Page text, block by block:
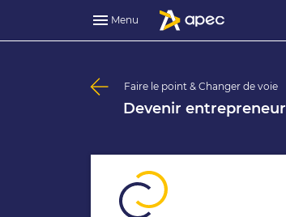
Menu
Faire le point & Changer de voie
Devenir entrepreneur